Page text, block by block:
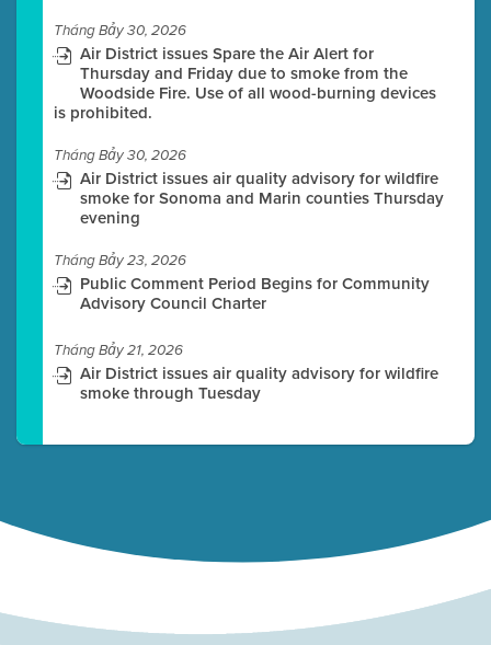
Tháng Bảy 30, 2026
Air District issues Spare the Air Alert for
Thursday and Friday due to smoke from the
Woodside Fire. Use of all wood-burning devices
is prohibited.
Tháng Bảy 30, 2026
Air District issues air quality advisory for wildfire
smoke for Sonoma and Marin counties Thursday
evening
Tháng Bảy 23, 2026
Public Comment Period Begins for Community
Advisory Council Charter
Tháng Bảy 21, 2026
Air District issues air quality advisory for wildfire
smoke through Tuesday